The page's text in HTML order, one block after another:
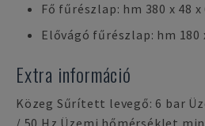
Fő fűrészlap: hm 380 x 48 x
Elővágó fűrészlap: hm 180
Extra információ
Közeg Sűrített levegő: 6 bar
/ 50 Hz Üzemi hőmérséklet